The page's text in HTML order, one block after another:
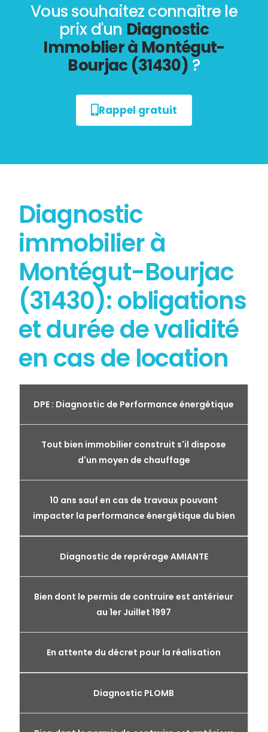
Vous souhaitez connaître le
prix d'un Diagnostic
Immoblier à Montégut-
Bourjac (31430) ?
Rappel gratuit
Diagnostic
immobilier à
Montégut-Bourjac
(31430): obligations
et durée de validité
en cas de location
DPE : Diagnostic de Performance énergétique
Tout bien immobilier construit s'il dispose
d'un moyen de chauffage
10 ans sauf en cas de travaux pouvant
impacter la performance énergétique du bien
Diagnostic de reprérage AMIANTE
Bien dont le permis de contruire est antérieur
au 1er Juillet 1997
En attente du décret pour la réalisation
Diagnostic PLOMB